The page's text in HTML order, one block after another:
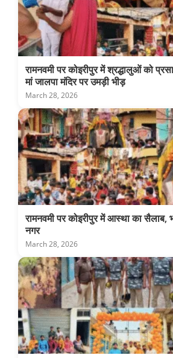
रामनवमी पर कोइरीपुर में श्रद्धालुओं को
मां जालपा मंदिर पर उमड़ी भीड़
March 28, 2026
रामनवमी पर कोइरीपुर में आस्था का सैलाब,
नगर
March 28, 2026